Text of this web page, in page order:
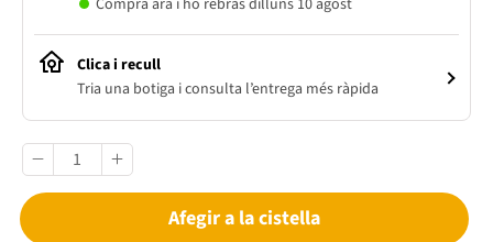
Compra ara i ho rebràs dilluns 10 agost
Clica i recull
Tria una botiga i consulta l’entrega més ràpida
Afegir a la cistella